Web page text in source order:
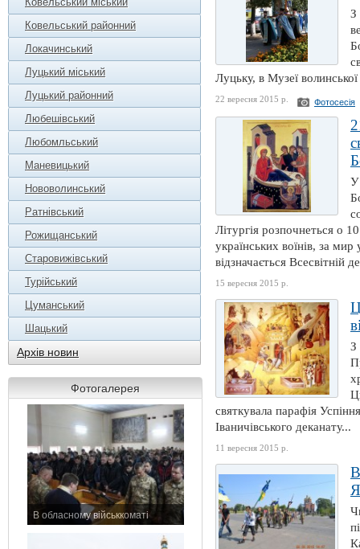
Ковельський районний
Локачинський
Луцький міський
Луцький районний
Любешівський
Любомльський
Маневицький
Нововолинський
Ратнівський
Рожищанський
Старовижівський
Турійський
Цуманський
Шацький
Архів новин
Фотогалерея
В обласному військкоматі
З
Луцьку, в Музеї волинської
22 вересня 2015 р. Фотосесія
У
Літургія розпочнеться о
українських воїнів, за
відзначається Всесвітній
15 вересня 2015 р.
З
святкувала парафія
Іваничівського деканату...
11 вересня 2015 р.